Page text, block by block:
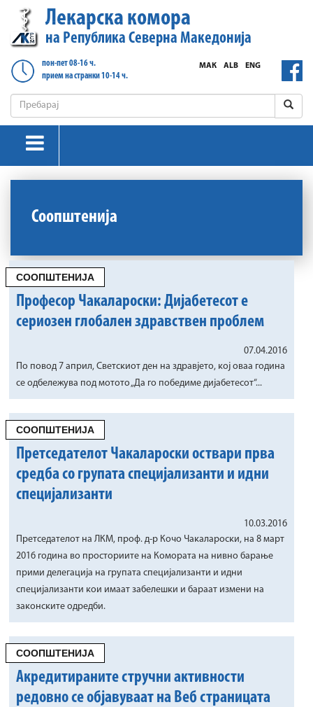
Лекарска комора
на Република Северна Македонија
пон-пет 08-16 ч.
прием на странки 10-14 ч.
ENG
ALB
МАК
Соопштенија
СООПШТЕНИЈА
Професор Чакалароски: Дијабетесот е
сериозен глобален здравствен проблем
07.04.2016
По повод 7 април, Светскиот ден на здравјето, кој оваа година
се одбележува под мотото „Да го победиме дијабетесот“...
СООПШТЕНИЈА
Претседателот Чакалароски оствари прва
средба со групата специјализанти и идни
специјализанти
10.03.2016
Претседателот на ЛКМ, проф. д-р Кочо Чакалароски, на 8 март
2016 година во просториите на Комората на нивно барање
прими делегација на групата специјализанти и идни
специјализанти кои имаат забелешки и бараат измени на
законските одредби.
СООПШТЕНИЈА
Акредитираните стручни активности
редовно се објавуваат на Веб страницата